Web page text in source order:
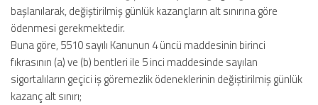
başlanılarak, değiştirilmiş günlük kazançların alt sınırına göre
ödenmesi gerekmektedir.
Buna göre, 5510 sayılı Kanunun 4 üncü maddesinin birinci
fıkrasının (a) ve (b) bentleri ile 5 inci maddesinde sayılan
sigortalıların geçici iş göremezlik ödeneklerinin değiştirilmiş günlük
kazanç alt sınırı;